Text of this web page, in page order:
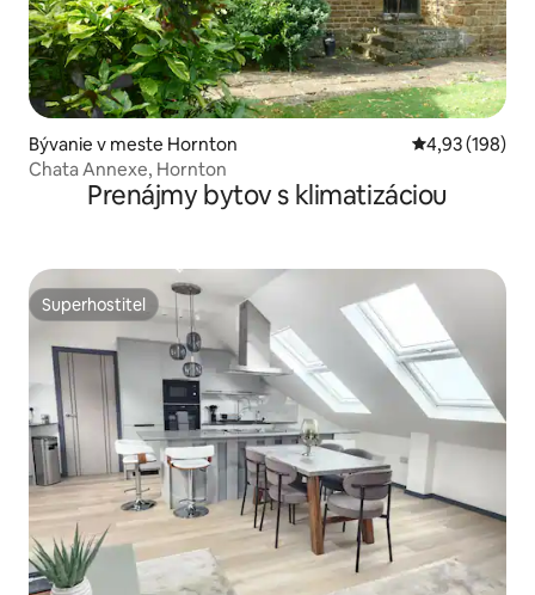
Bývanie v meste Hornton Priemerné
4,93 (198)
Chata Annexe, Hornton
Prenájmy bytov s klimatizáciou
Superhostiteľ
Superhostiteľ